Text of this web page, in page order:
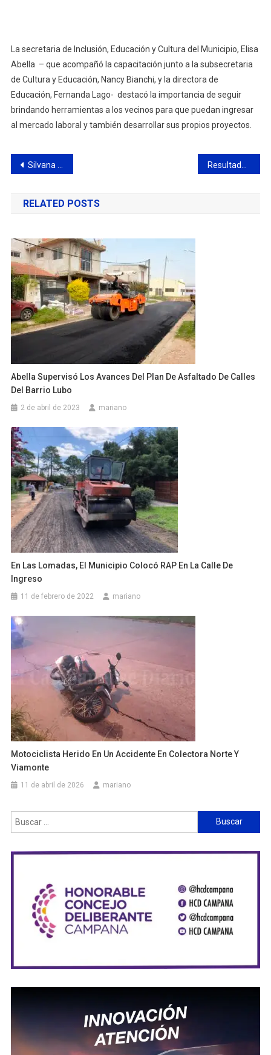
La secretaria de Inclusión, Educación y Cultura del Municipio, Elisa
Abella – que acompañó la capacitación junto a la subsecretaria
de Cultura y Educación, Nancy Bianchi, y la directora de
Educación, Fernanda Lago- destacó la importancia de seguir
brindando herramientas a los vecinos para que puedan ingresar
al mercado laboral y también desarrollar sus propios proyectos.
Navegación
de
entradas
Silvana Hernández se impuso en la 3ª edición de “Duggan Corre”
RELATED POSTS
Abella Supervisó Los Avances Del Plan De Asfaltado De Calles
Del Barrio Lubo
2 de abril de 2023 mariano
En Las Lomadas, El Municipio Colocó RAP En La Calle De
Ingreso
11 de febrero de 2022 mariano
Motociclista Herido En Un Accidente En Colectora Norte Y
Viamonte
11 de abril de 2026 mariano
Buscar: